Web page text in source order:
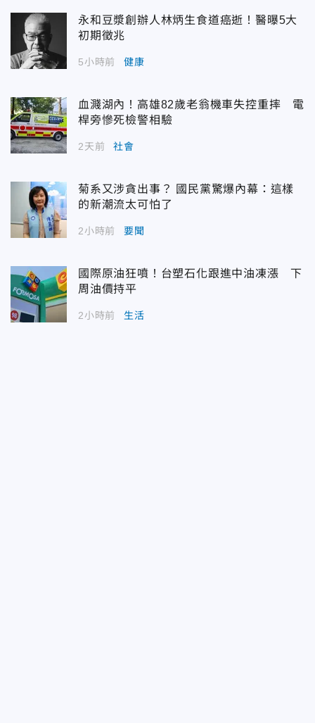
永和豆漿創辦人林炳生食道癌逝！醫曝5大
初期徵兆
5小時前 健康
血濺湖內！高雄82歲老翁機車失控重摔 電
桿旁慘死檢警相驗
2天前 社會
菊系又涉貪出事？ 國民黨驚爆內幕：這樣
的新潮流太可怕了
2小時前 要聞
國際原油狂噴！台塑石化跟進中油凍漲 下
周油價持平
2小時前 生活